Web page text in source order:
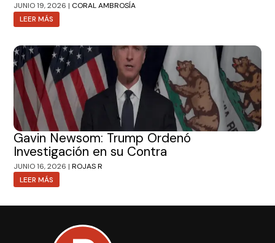
JUNIO 19, 2026 | CORAL AMBROSÍA
LEER MÁS
Gavin Newsom: Trump Ordenó
Investigación en su Contra
JUNIO 16, 2026 |ROJAS R
LEER MÁS